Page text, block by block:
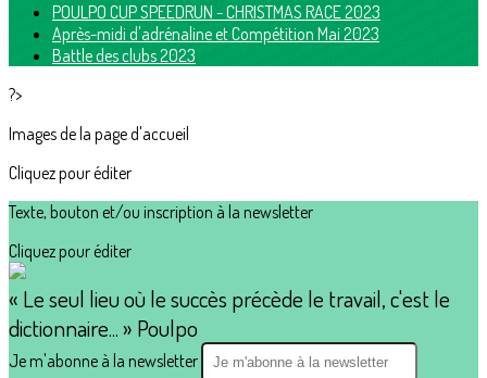
POULPO CUP SPEEDRUN - CHRISTMAS RACE 2023
Après-midi d'adrénaline et Compétition Mai 2023
Battle des clubs 2023
?>
Images de la page d'accueil
Cliquez pour éditer
Texte, bouton et/ou inscription à la newsletter
Cliquez pour éditer
« Le seul lieu où le succès précède le travail, c'est le
dictionnaire... » Poulpo
Je m'abonne à la newsletter